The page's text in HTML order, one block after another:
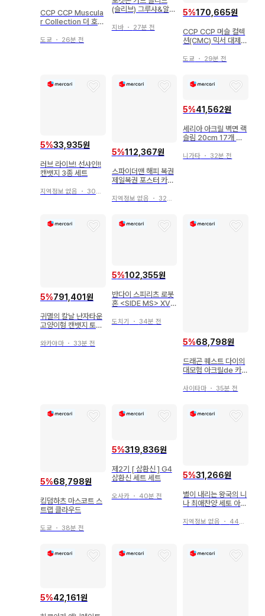
CCP CCP Muscula
r Collection 더 호크
도쿄 ・ 26분 전
(슬리브) 그루샤&알로
지바・ 27분 전
5%170,665원
CCP CCP 머슬 컬렉
션(CMC) 믹서 대제
도쿄 ・ 29분 전
5%33,935원
러브 라이브! 선샤인!!
캔뱃지 3종 세트
지역정보 없음 ・ 30분 전
5%112,367원
스파이더맨 해피 복권
제일복권 포스터 카드
지역정보 없음 ・ 32분 전
5%41,562원
세리아 아크릴 벽면 랙
슬림 20cm 17개 세
니가타 ・ 32분 전
5%791,401원
귀멸의 칼날 난자타운
고양이형 캔뱃지 토키
와카야마 ・ 33분 전
5%102,355원
반다이 스피리츠 로봇
혼 <SIDE MS> XVX
퍼멧 스코어 식스 ver.
도치기 ・ 34분 전
5%68,798원
드래곤 퀘스트 다이의
대모험 아크릴de 카드
래곤
사이타마 ・ 35분 전
5%68,798원
킹덤하츠 마스코트 스
트랩 클라우드
도쿄 ・ 38분 전
5%319,836원
제2기 [ 삼환신 ] G4
삼환신 세트 세트
오사카・ 40분 전
5%31,266원
별이 내리는 왕국의 니
나 최애찬양 세토 아즈
릴 스탠드
지역정보 없음 ・ 44분 전
5%42,161원